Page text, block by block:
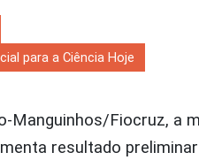
para a Ciência Hoje
Manguinhos/Fiocruz, a
resultado